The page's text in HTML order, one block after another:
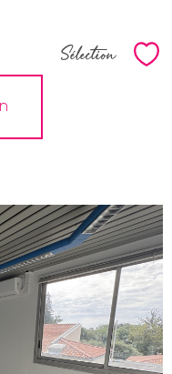
Sélection